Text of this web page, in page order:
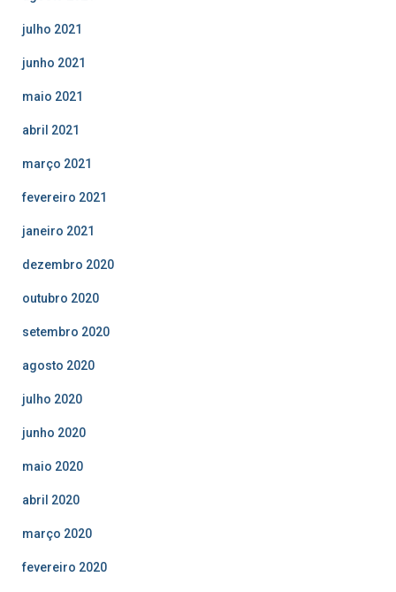
julho 2021
junho 2021
maio 2021
abril 2021
março 2021
fevereiro 2021
janeiro 2021
dezembro 2020
outubro 2020
setembro 2020
agosto 2020
julho 2020
junho 2020
maio 2020
abril 2020
março 2020
fevereiro 2020